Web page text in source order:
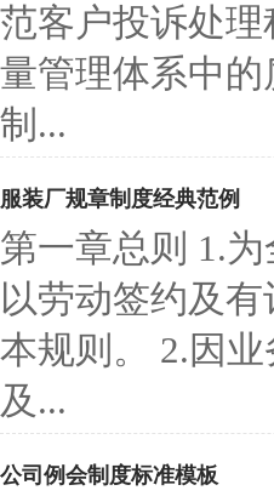
范客户投诉处
量管理体系中
制...
服装厂规章制度经典范例
第一章总则 1.
以劳动签约及
本规则。 2.因
及...
公司例会制度标准模板